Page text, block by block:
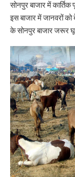
सोनपुर बाजार में कार्तिक
इस बाजार में जानवरों को
के सोनपुर बाजार जरूर